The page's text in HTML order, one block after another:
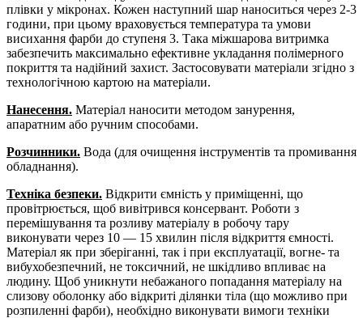
плівки у мікронах. Кожен наступний шар наноситься через 2-3
години, при цьому враховується температура та умови
висихання фарби до ступеня 3. Така міжшарова витримка
забезпечить максимально ефективне укладання полімерного
покриття та надійний захист. Застосовувати матеріали згідно з
технологічною картою на матеріали.
Нанесення. Матеріал наносити методом занурення,
апаратним або ручним способами.
Розчинники. Вода (для очищення інструментів та промивання
обладнання).
Техніка безпеки. Відкрити ємність у приміщенні, що
провітрюється, щоб вивітрився консервант. Роботи з
перемішування та розливу матеріалу в робочу тару
виконувати через 10 — 15 хвилин після відкриття ємності.
Матеріал як при зберіганні, так і при експлуатації, вогне- та
вибухобезпечний, не токсичний, не шкідливо впливає на
людину. Щоб уникнути небажаного попадання матеріалу на
слизову оболонку або відкриті ділянки тіла (що можливо при
розпиленні фарби), необхідно виконувати вимоги техніки